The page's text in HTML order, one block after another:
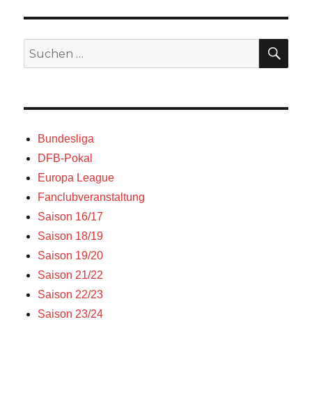
Suchen
nach:
Bundesliga
DFB-Pokal
Europa League
Fanclubveranstaltung
Saison 16/17
Saison 18/19
Saison 19/20
Saison 21/22
Saison 22/23
Saison 23/24